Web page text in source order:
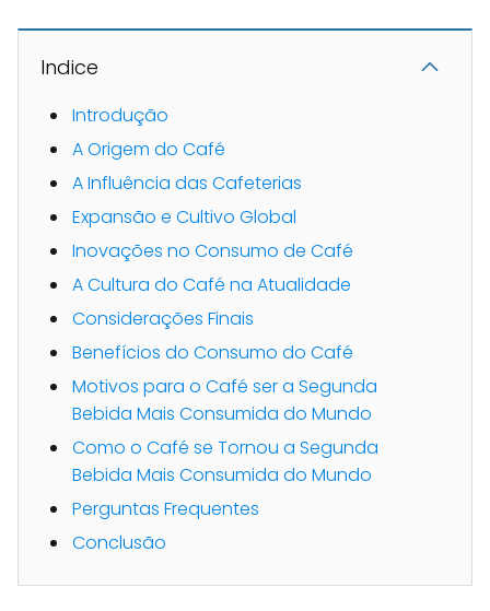
Indice
Introdução
A Origem do Café
A Influência das Cafeterias
Expansão e Cultivo Global
Inovações no Consumo de Café
A Cultura do Café na Atualidade
Considerações Finais
Benefícios do Consumo do Café
Motivos para o Café ser a Segunda
Bebida Mais Consumida do Mundo
Como o Café se Tornou a Segunda
Bebida Mais Consumida do Mundo
Perguntas Frequentes
Conclusão